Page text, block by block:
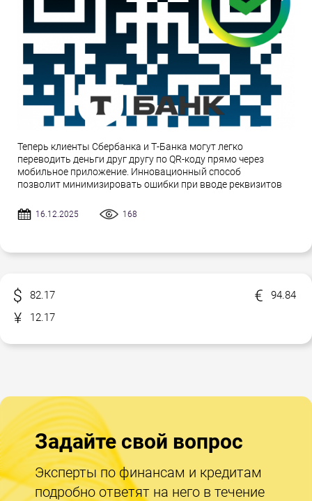
Теперь клиенты Сбербанка и Т-Банка могут легко
переводить деньги друг другу по QR-коду прямо через
мобильное приложение. Инновационный способ
позволит минимизировать ошибки при вводе реквизитов
16.12.2025 168
82.17
94.84
12.17
Задайте свой вопрос
Эксперты по финансам и кредитам
подробно ответят на него в течение